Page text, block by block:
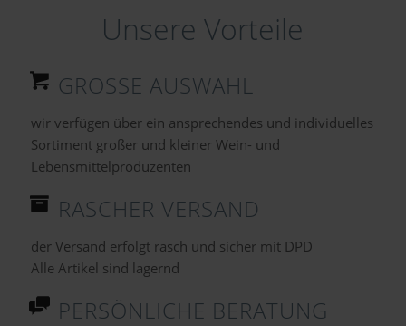
Unsere Vorteile
GROSSE AUSWAHL
wir verfügen über ein ansprechendes und individuelles
Sortiment großer und kleiner Wein- und
Lebensmittelproduzenten
RASCHER VERSAND
der Versand erfolgt rasch und sicher mit DPD
Alle Artikel sind lagernd
PERSÖNLICHE BERATUNG